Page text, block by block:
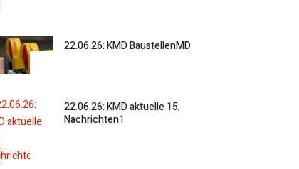
22.06.26: KMD BaustellenMD
22.06.26: KMD aktuelle 15,
Nachrichten1